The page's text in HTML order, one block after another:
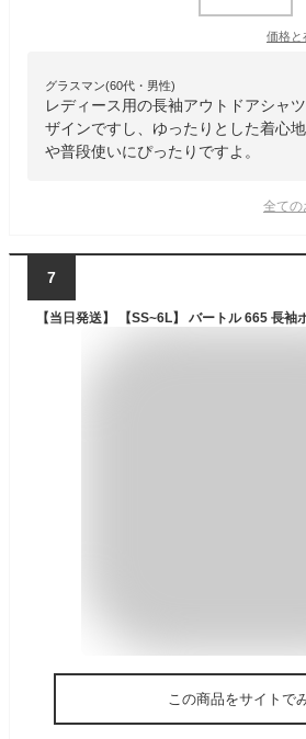
価格と
グラスマン(60代・男性)
レディース用の長袖アウトドアシャ
ザインですし、ゆったりとした着心
や普段使いにぴったりですよ。
全ての
7
この商品をサイトで